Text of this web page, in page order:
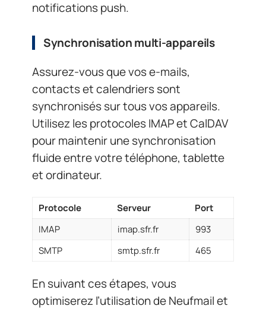
notifications push.
Synchronisation multi-appareils
Assurez-vous que vos e-mails,
contacts et calendriers sont
synchronisés sur tous vos appareils.
Utilisez les protocoles IMAP et CalDAV
pour maintenir une synchronisation
fluide entre votre téléphone, tablette
et ordinateur.
Protocole Serveur
Port
IMAP
imap.sfr.fr
993
SMTP
smtp.sfr.fr 465
En suivant ces étapes, vous
optimiserez l’utilisation de Neufmail et